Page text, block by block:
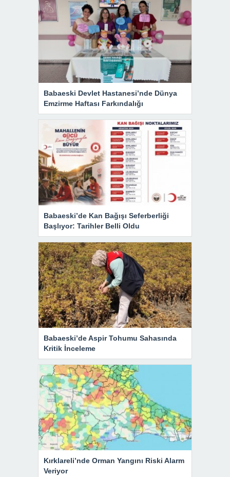
Babaeski Devlet Hastanesi’nde Dünya
Emzirme Haftası Farkındalığı
Babaeski’de Kan Bağışı Seferberliği
Başlıyor: Tarihler Belli Oldu
Babaeski’de Aspir Tohumu Sahasında
Kritik İnceleme
Kırklareli’nde Orman Yangını Riski Alarm
Veriyor